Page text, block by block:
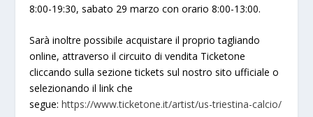
8:00-19:30, sabato 29 marzo con orario 8:00-13:00.
Sarà inoltre possibile acquistare il proprio tagliando
online, attraverso il circuito di vendita Ticketone
cliccando sulla sezione tickets sul nostro sito ufficiale o
selezionando il link che
segue:https://www.ticketone.it/artist/us-triestina-calcio/